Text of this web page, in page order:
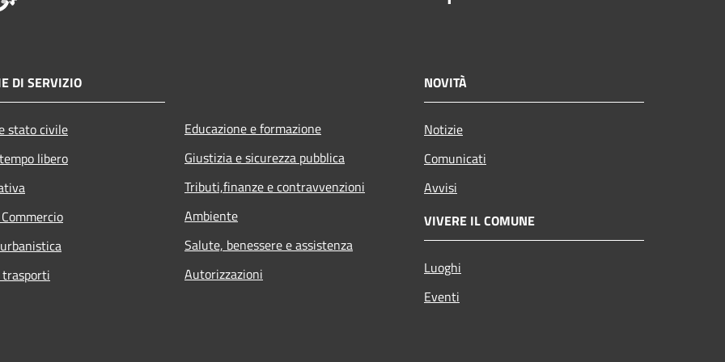
DI SERVIZIO
stato civile
libero
Educazione e formazione
Giustizia e sicurezza pubblica
Tributi,finanze e contravvenzioni
Ambiente
Salute, benessere e assistenza
Autorizzazioni
NOVITÀ
Notizie
Comunicati
Avvisi
VIVERE IL COMUNE
Luoghi
Eventi